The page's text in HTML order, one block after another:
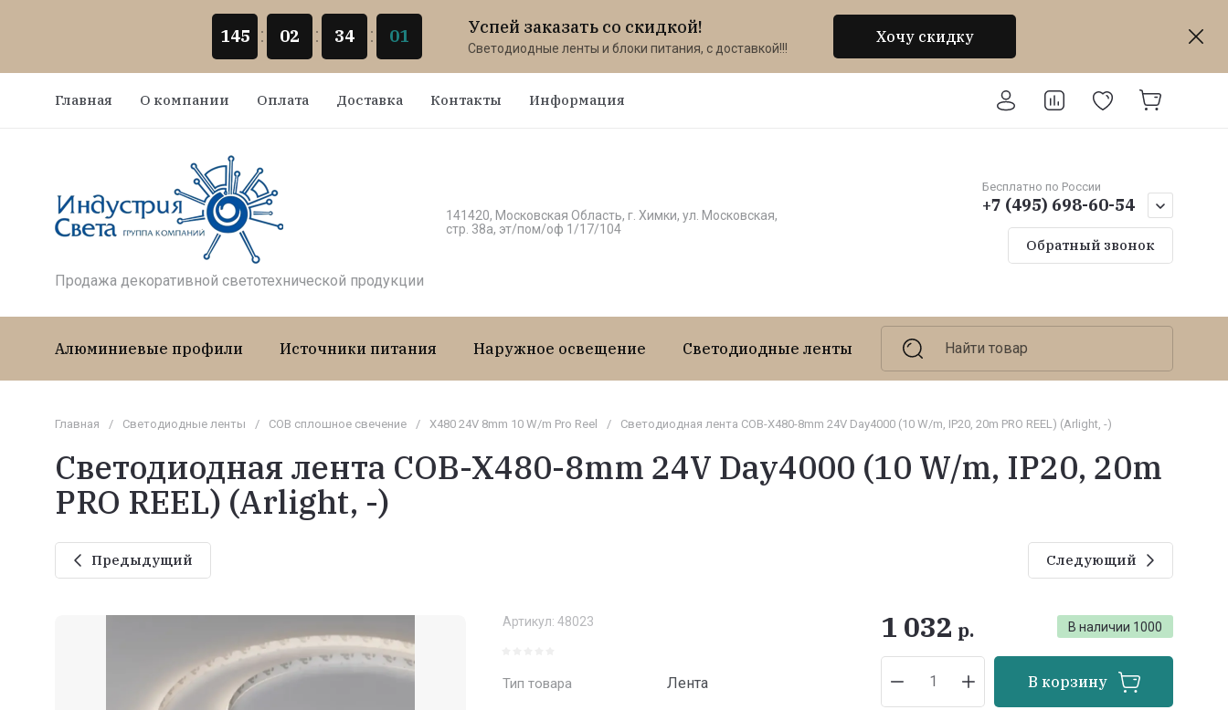
145 02 34 01 Успей заказать со скидкой!
Светодиодные ленты и блоки питания, с доставкой!!!
Хочу скидку
Главная О компании Оплата Доставка Контакты Информация
Продажа декоративной светотехнической продукции
141420, Московская Область, г. Химки, ул. Московская,
стр. 38а, эт/пом/оф 1/17/104
Бесплатно по России
+7 (495) 698-60-54
Обратный звонок
Алюминиевые профили Источники питания Наружное освещение Светодиодные ленты Светодиодные светильники
Найти товар
Главная / Светодиодные ленты / COB сплошное свечение / X480 24V 8mm 10 W/m Pro Reel / Светодиодная лента COB-X480-8mm 24V Day4000 (10 W/m, IP20, 20m PRO REEL) (Arlight, -)
Светодиодная лента COB-X480-8mm 24V Day4000 (10 W/m, IP20, 20m
PRO REEL) (Arlight, -)
Предыдущий Следующий
Артикул: 48023
Тип товара Лента
В наличии 1000
1 032 р.
В корзину